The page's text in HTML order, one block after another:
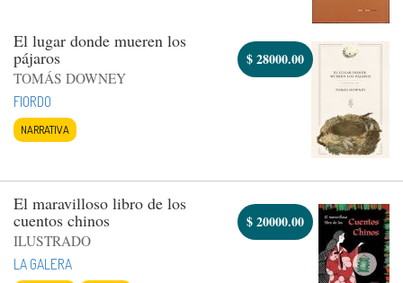
El lugar donde mueren los
pájaros
TOMÁS DOWNEY
FIORDO
NARRATIVA
$28000.00
El maravilloso libro de los
cuentos chinos
ILUSTRADO
LA GALERA
$20000.00